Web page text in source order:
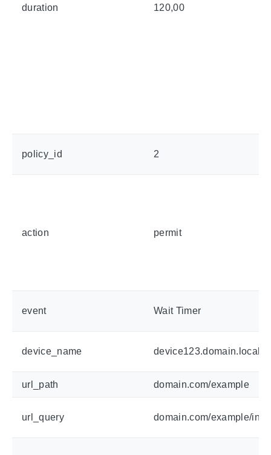
duration 120,00
policy_id 2
action permit
event Wait Timer
device_name device123.domain.local
url_path domain.com/example
url_query domain.com/example/